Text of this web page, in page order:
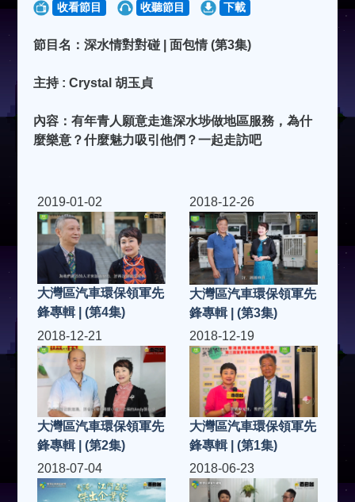
收看節目 收聽節目 下載
節目名：深水情對對碰 | 面包情 (第3集)
主持 : Crystal 胡玉貞
內容：有年青人願意走進深水埗做地區服務，為什
麼樂意？什麼魅力吸引他們？一起走訪吧
2019-01-02
大灣區汽車環保領軍先
鋒專輯 | (第4集)
2018-12-26
大灣區汽車環保領軍先
鋒專輯 | (第3集)
2018-12-21
大灣區汽車環保領軍先
鋒專輯 | (第2集)
2018-12-19
大灣區汽車環保領軍先
鋒專輯 | (第1集)
2018-07-04
2018-06-23